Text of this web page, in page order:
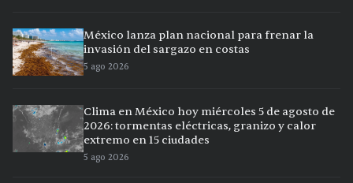
México lanza plan nacional para frenar la
invasión del sargazo en costas
5 ago 2026
Clima en México hoy miércoles 5 de agosto de
2026: tormentas eléctricas, granizo y calor
extremo en 15 ciudades
5 ago 2026